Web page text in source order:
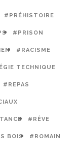
#PRÉHISTOIRE
#PRISON
#RACISME
TECHNIQUE
#REPAS
#RÊVE
BOIS #ROMAIN